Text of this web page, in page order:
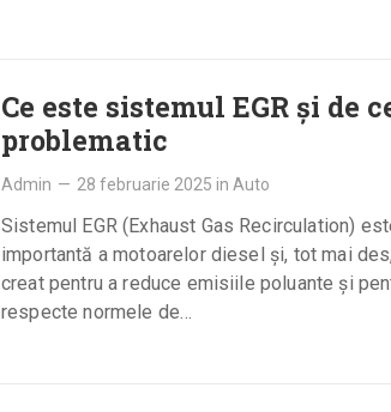
Ce este sistemul EGR și de
problematic
Admin — 28 februarie 2025 in Auto
Sistemul EGR (Exhaust Gas Recirculation)
importantă a motoarelor diesel și, tot mai
creat pentru a reduce emisiile poluante și
respecte normele de…